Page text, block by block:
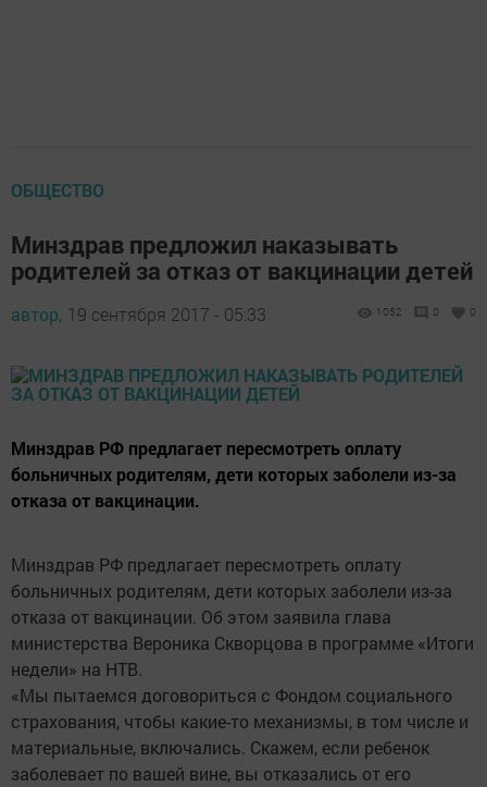
ОБЩЕСТВО
Минздрав предложил наказывать
родителей за отказ от вакцинации детей
автор, 19 сентября 2017 - 05:33 1052 0 0
Минздрав РФ предлагает пересмотреть оплату
больничных родителям, дети которых заболели из-за
отказа от вакцинации.
Минздрав РФ предлагает пересмотреть оплату
больничных родителям, дети которых заболели из-за
отказа от вакцинации. Об этом заявила глава
министерства Вероника Скворцова в программе «Итоги
недели» на НТВ.
«Мы пытаемся договориться с Фондом социального
страхования, чтобы какие-то механизмы, в том числе и
материальные, включались. Скажем, если ребенок
заболевает по вашей вине, вы отказались от его